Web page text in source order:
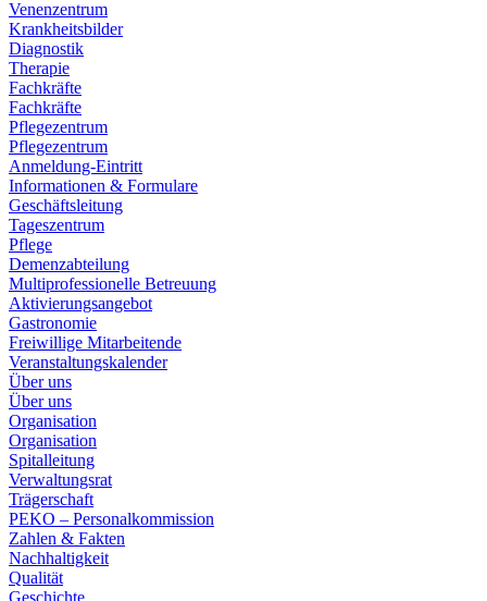
Venenzentrum
Krankheitsbilder
Diagnostik
Therapie
Fachkräfte
Fachkräfte
Pflegezentrum
Pflegezentrum
Anmeldung-Eintritt
Informationen & Formulare
Geschäftsleitung
Tageszentrum
Pflege
Demenzabteilung
Multiprofessionelle Betreuung
Aktivierungsangebot
Gastronomie
Freiwillige Mitarbeitende
Veranstaltungskalender
Über uns
Über uns
Organisation
Organisation
Spitalleitung
Verwaltungsrat
Trägerschaft
PEKO – Personalkommission
Zahlen & Fakten
Nachhaltigkeit
Qualität